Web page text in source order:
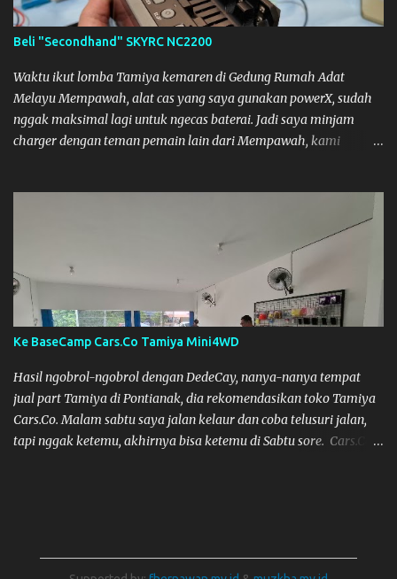
Beli "Secondhand" SKYRC NC2200
Waktu ikut lomba Tamiya kemaren di Gedung Rumah Adat
Melayu Mempawah, alat cas yang saya gunakan powerX, sudah
nggak maksimal lagi untuk ngecas baterai. Jadi saya minjam
charger dengan teman pemain lain dari Mempawah, kami
Ke BaseCamp Cars.Co Tamiya Mini4WD
Hasil ngobrol-ngobrol dengan DedeCay, nanya-nanya tempat
jual part Tamiya di Pontianak, dia rekomendasikan toko Tamiya
Cars.Co. Malam sabtu saya jalan kelaur dan coba telusuri jalan,
tapi nggak ketemu, akhirnya bisa ketemu di Sabtu sore. Cars.Co